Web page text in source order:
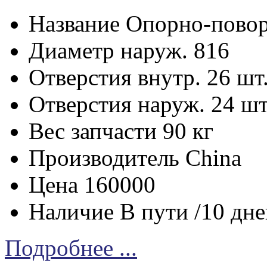
Название Опорно-
Диаметр наруж. 816
Отверстия внутр. 26
Отверстия наруж. 24
Вес запчасти 90 кг
Производитель China
Цена 160000
Наличие В пути /10
Подробнее ...